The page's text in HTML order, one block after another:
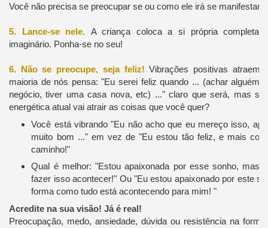
Você não precisa se preocupar se ou como ele irá se manifestar.
5. Lance-se nele. A criança coloca a si própria
imaginário. Ponha-se no seu!
6. Não se preocupe, seja feliz! Vibrações positivas atraem
maioria de nós pensa: "Eu serei feliz quando ... (achar alguém
negócio, tiver uma casa nova, etc) ..." claro que será, mas
energética atual vai atrair as coisas que você quer?
Você está vibrando "Eu não acho que eu mereço isso,
muito bom ..." em vez de "Eu estou tão feliz, e mais
caminho!"
Qual é melhor: "Estou apaixonada por esse sonho, mas
fazer isso acontecer!" Ou "Eu estou apaixonado por este
forma como tudo está acontecendo para mim! "
Acredite na sua visão! Já é real!
Preocupação, medo, ansiedade, dúvida ou resistência na